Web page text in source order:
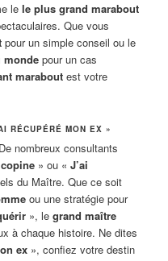
lele plus grand marabout
Que vous
pour un simple conseil ou le
monde pour un cas
marabout est votre
RÉCUPÉRÉ MON EX »
nombreux consultants
» ou «J’ai
du Maître. Que ce soit
ou une stratégie pour
», legrand maître
à chaque histoire. Ne dites
ex », confiez votre destin